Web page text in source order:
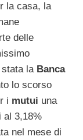
la casa, la
delle
stata la Banca
lo scorso
i mutui una
al 3,18%
nel mese di